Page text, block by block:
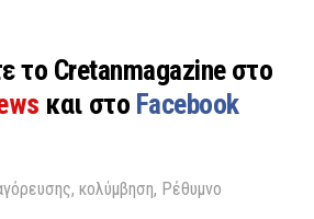
το Cretanmagazine στο
και στο Facebook
, κολύμβηση, Ρέθυμνο